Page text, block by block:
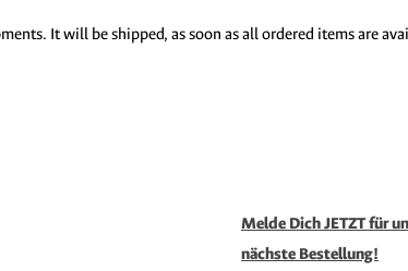
It will be shipped, as soon as all ordered items are
Melde Dich JETZT für
nächste Bestellung!